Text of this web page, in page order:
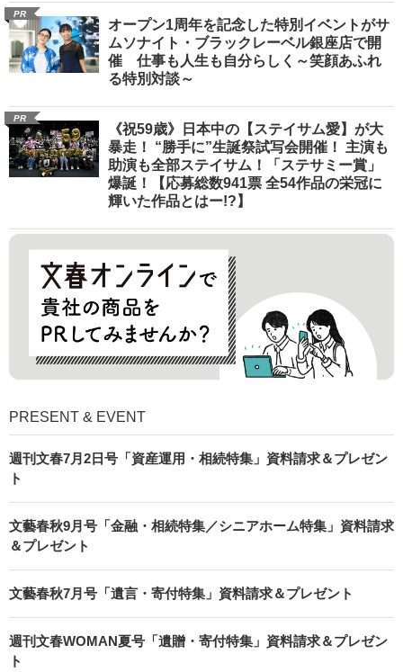
PR
オープン1周年を記念した特別イベントがサ
ムソナイト・ブラックレーベル銀座店で開
催 仕事も人生も自分らしく～笑顔あふれ
る特別対談～
PR
《祝59歳》日本中の【ステイサム愛】が大
暴走！ “勝手に”生誕祭試写会開催！ 主演も
助演も全部ステイサム！「ステサミー賞」
爆誕！【応募総数941票 全54作品の栄冠に
輝いた作品とはー!?】
PRESENT & EVENT
週刊文春7月2日号「資産運用・相続特集」資料請求＆プレゼン
ト
文藝春秋9月号「金融・相続特集／シニアホーム特集」資料請求
＆プレゼント
文藝春秋7月号「遺言・寄付特集」資料請求＆プレゼント
週刊文春WOMAN夏号「遺贈・寄付特集」資料請求＆プレゼン
ト